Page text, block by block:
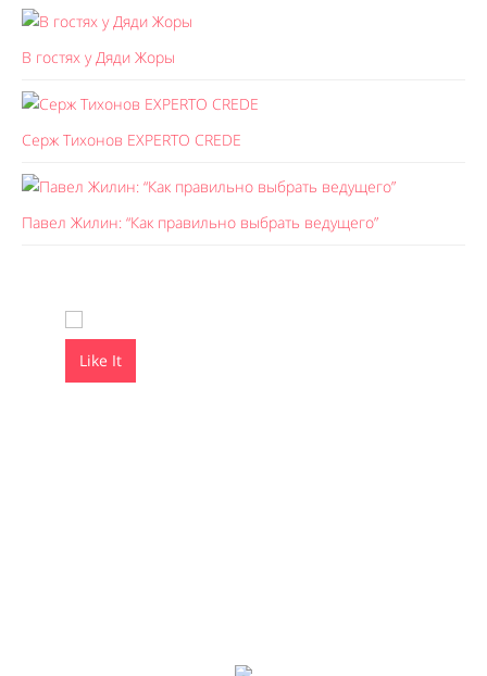
В гостях у Дяди Жоры
Серж Тихонов EXPERTO CREDE
Павел Жилин: “Как правильно выбрать ведущего”
Like It